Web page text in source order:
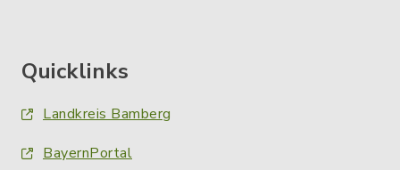
Quicklinks
Landkreis Bamberg
BayernPortal